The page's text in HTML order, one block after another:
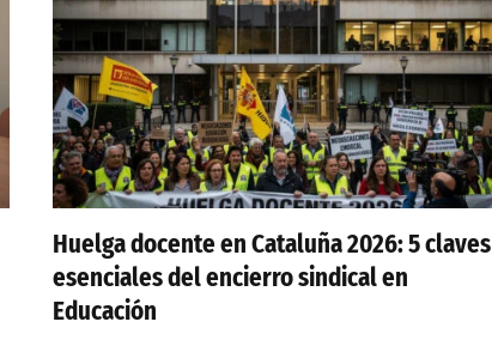
Huelga docente en Cataluña 2026: 5 claves
esenciales del encierro sindical en
Educación